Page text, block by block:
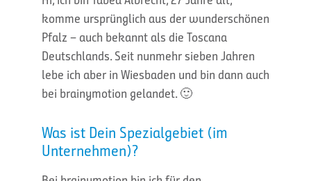
komme ursprünglich aus der wunderschönen
Pfalz – auch bekannt als die Toscana
Deutschlands. Seit nunmehr sieben Jahren
lebe ich aber in Wiesbaden und bin dann auch
bei brainymotion gelandet. 🙂
Was ist Dein Spezialgebiet (im
Unternehmen)?